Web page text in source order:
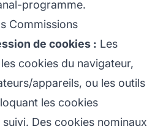
programme.
Commissions
de cookies : Les
cookies du navigateur,
appareils, ou les outils
les cookies
Des cookies nominaux